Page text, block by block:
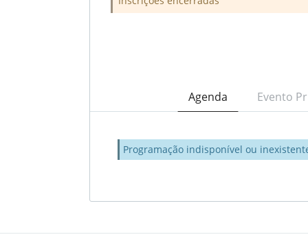
Agenda Evento
Programação indisponível ou